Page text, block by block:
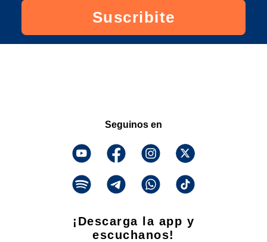
Suscribite
Seguinos en
¡Descarga la app y
escuchanos!